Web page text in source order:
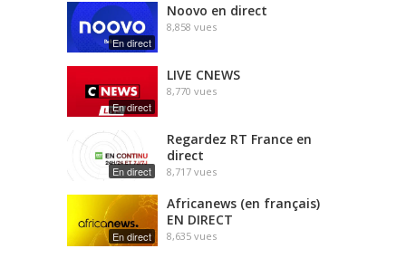
En direct
Noovo en direct
8,858 vues
En direct
LIVE CNEWS
8,770 vues
En direct
Regardez RT France en
direct
8,717 vues
En direct
Africanews (en français)
EN DIRECT
8,635 vues